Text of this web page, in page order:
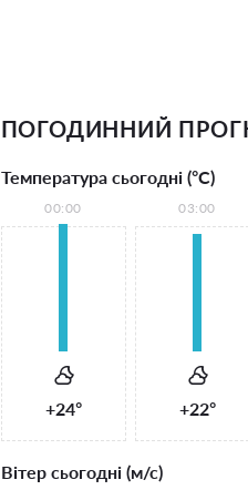
ПОГОДИННИЙ
Температура сьогодні (°С)
00:00
+24°
03:00
+22°
Вітер сьогодні (м/с)